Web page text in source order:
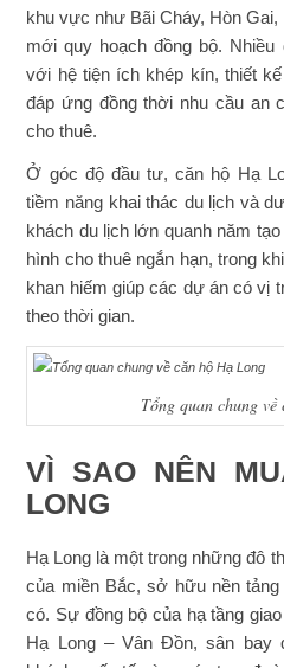
khu vực như Bãi Cháy, Hòn
mới quy hoạch đồng bộ.
với hệ tiện ích khép kín, thiết
đáp ứng đồng thời nhu cầu an
cho thuê.
Ở góc độ đầu tư, căn hộ Hạ
tiềm năng khai thác du lịch và
khách du lịch lớn quanh năm
hình cho thuê ngắn hạn, trong
khan hiếm giúp các dự án có vị
theo thời gian.
Tổng quan chung
VÌ SAO NÊN
LONG
Hạ Long là một trong những đô
của miền Bắc, sở hữu nền
có. Sự đồng bộ của hạ tầng
Hạ Long – Vân Đồn, sân bay